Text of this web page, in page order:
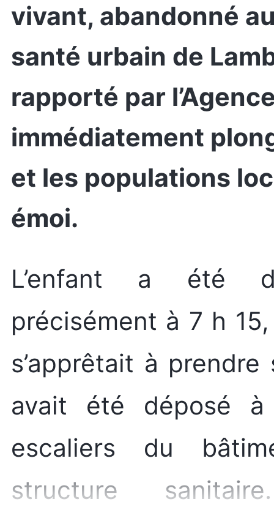
vivant, abandonné
santé urbain de
rapporté par
immédiatement
et les populations
émoi.
L’enfant a été découvert aux aurores,
précisément à 7 h
s’apprêtait à
avait été déposé
escaliers du
structure